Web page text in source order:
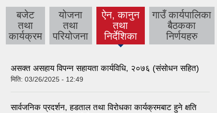
बजेट
तथा
कार्यक्रम
योजना
तथा
परियोजना
ऐन, कानुन
तथा
निर्देशिका
(active
tab)
गाउँ कार्यपालिका
बैठकका
निर्णयहरु
असक्त असहाय विपन्न सहायता कार्यविधि, २०७६ (संसोधन सहित)
मिति: 03/26/2025 - 12:49
सार्वजनिक प्रदर्शन, हडताल तथा विरोधका कार्यक्रमबाट हुने क्षति